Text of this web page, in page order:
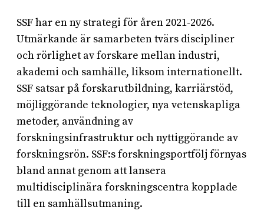
SSF har en ny strategi för åren 2021-2026.
Utmärkande är samarbeten tvärs discipliner
och rörlighet av forskare mellan industri,
akademi och samhälle, liksom internationellt.
SSF satsar på forskarutbildning, karriärstöd,
möjliggörande teknologier, nya vetenskapliga
metoder, användning av
forskningsinfrastruktur och nyttiggörande av
forskningsrön. SSF:s forskningsportfölj förnyas
bland annat genom att lansera
multidisciplinära forskningscentra kopplade
till en samhällsutmaning.